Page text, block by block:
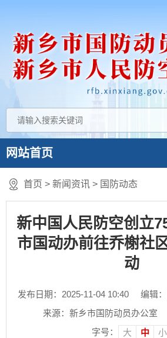
网站首页
首页 > 新闻资讯 > 国防动态
新中国人民防空创立
市国动办前往乔榭社
动
发布日期：2025-11-04 10:40
编辑
来源：新乡市国防动员办公室
字号：
大 中 小